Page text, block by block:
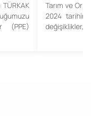
(PPE)
Tarım ve
2024
değişiklikler,